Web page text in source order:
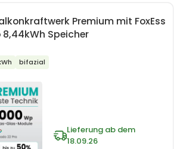
Premium mit FoxEss
Speicher
bifazial
Lieferung ab dem
18.09.26